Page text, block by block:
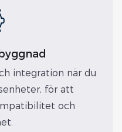
integration när du
för att
och